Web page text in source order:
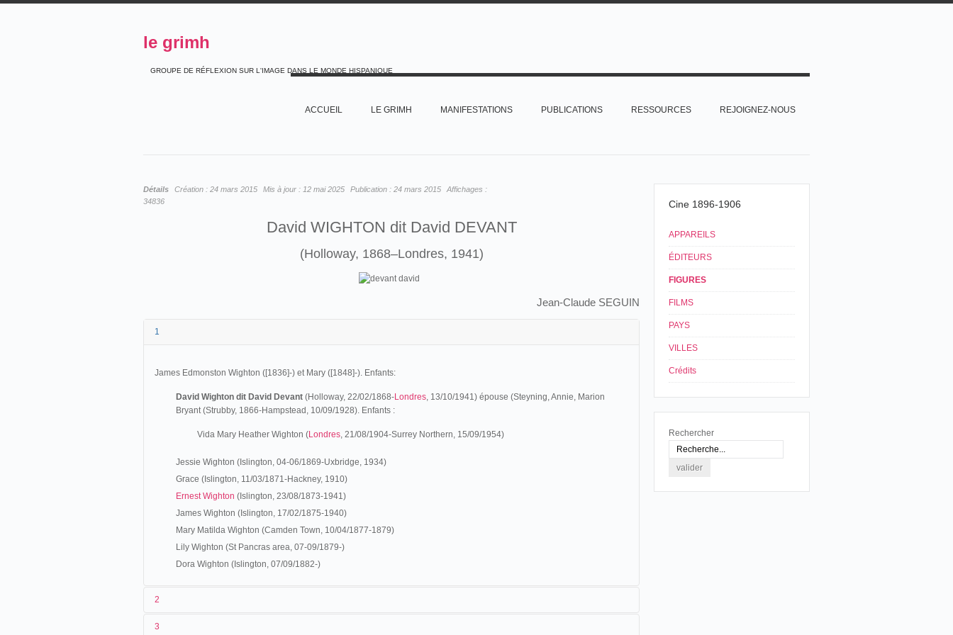
le grimh
GROUPE DE RÉFLEXION SUR L'IMAGE DANS LE MONDE HISPANIQUE
ACCUEIL LE GRIMH MANIFESTATIONS PUBLICATIONS RESSOURCES REJOIGNEZ-NOUS
Détails Création : 24 mars 2015 Mis à jour : 12 mai 2025 Publication : 24 mars 2015
Affichages :
34836
David WIGHTON dit David DEVANT
(Holloway, 1868–Londres, 1941)
Jean-Claude SEGUIN
1
James Edmonston Wighton ([1836]-) et Mary ([1848]-). Enfants:
David Wighton dit David Devant (Holloway, 22/02/1868-Londres, 13/10/1941) épouse (Steyning, Annie, Marion
Bryant (Strubby, 1866-Hampstead, 10/09/1928). Enfants :
Vida Mary Heather Wighton (Londres, 21/08/1904-Surrey Northern, 15/09/1954)
Jessie Wighton (Islington, 04-06/1869-Uxbridge, 1934)
Grace (Islington, 11/03/1871-Hackney, 1910)
Ernest Wighton (Islington, 23/08/1873-1941)
James Wighton (Islington, 17/02/1875-1940)
Mary Matilda Wighton (Camden Town, 10/04/1877-1879)
Lily Wighton (St Pancras area, 07-09/1879-)
Dora Wighton (Islington, 07/09/1882-)
2
3
Cine 1896-1906
APPAREILS
ÉDITEURS
FIGURES
FILMS
PAYS
VILLES
Crédits
Rechercher